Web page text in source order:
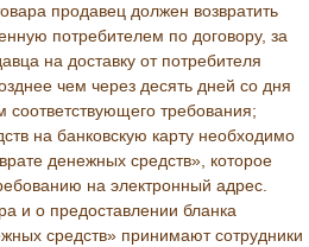
продавец должен возвратить
потребителем по договору, за
на доставку от потребителя
чем через десять дней со дня
требования;
на банковскую карту необходимо
денежных средств», которое
на электронный адрес.
и о предоставлении бланка
средств» принимают сотрудники